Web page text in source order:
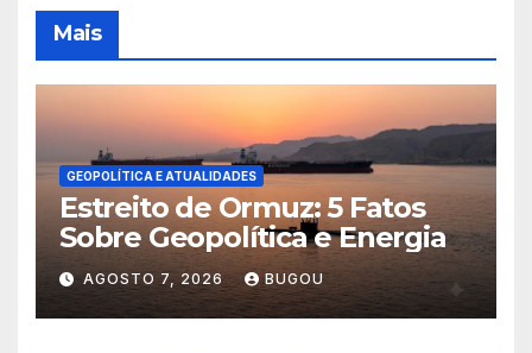
Mais
GEOPOLÍTICA E ATUALIDADES
Estreito de Ormuz: 5 Fatos
Sobre Geopolítica e Energia
AGOSTO 7, 2026 BUGOU